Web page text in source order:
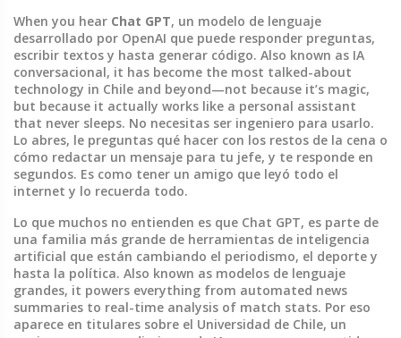
When you hear Chat GPT, un modelo de lenguaje
desarrollado por OpenAI que puede responder preguntas,
escribir textos y hasta generar código. Also known as IA
conversacional, it has become the most talked-about
technology in Chile and beyond—not because it’s magic,
but because it actually works like a personal assistant
that never sleeps. No necesitas ser ingeniero para usarlo.
Lo abres, le preguntas qué hacer con los restos de la cena o
cómo redactar un mensaje para tu jefe, y te responde en
segundos. Es como tener un amigo que leyó todo el
internet y lo recuerda todo.
Lo que muchos no entienden es que Chat GPT, es parte de
una familia más grande de herramientas de inteligencia
artificial que están cambiando el periodismo, el deporte y
hasta la política. Also known as modelos de lenguaje
grandes, it powers everything from automated news
summaries to real-time analysis of match stats. Por eso
aparece en titulares sobre el Universidad de Chile, un